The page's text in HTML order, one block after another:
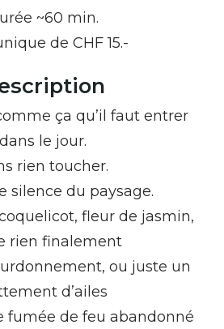
~60 min.
de CHF 15.-
ça qu’il faut entrer
dans le jour.
rien toucher.
silence du paysage.
fleur de jasmin,
rien finalement
ou juste un
d’ailes
fumée de feu abandonné